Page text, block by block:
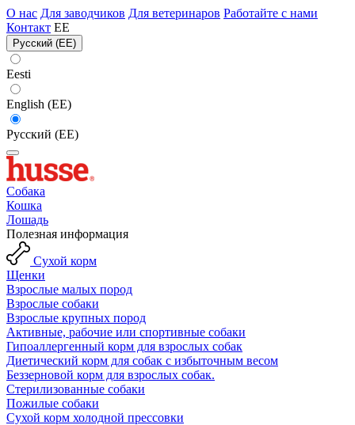
О нас Для заводчиков Для ветеринаров Работайте с нами
Контакт EE
Русский (EE)
Eesti
English (EE)
Русский (EE)
Собака
Кошка
Лошадь
Полезная информация
Сухой корм
Щенки
Взрослые малых пород
Взрослые собаки
Взрослые крупных пород
Активные, рабочие или спортивные собаки
Гипоаллергенный корм для взрослых собак
Диетический корм для собак с избыточным весом
Беззерновой корм для взрослых собак.
Стерилизованные собаки
Пожилые собаки
Сухой корм холодной прессовки